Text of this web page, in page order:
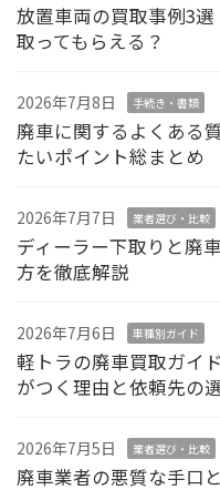
放置車両の買取事例3
取ってもらえる？
2026年7月8日 手続き・書類
廃車に関するよくある
たいポイント総まとめ
2026年7月7日 業者選び・比較
ディーラー下取りと廃
方を徹底解説
2026年7月6日 車種別ガイド
軽トラの廃車買取ガイ
がつく理由と依頼先の
2026年7月5日 業者選び・比較
廃車業者の悪質な手口